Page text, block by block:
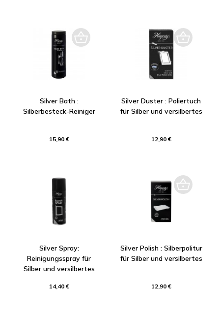
Silver Bath :
Silberbesteck-Reiniger
15,90 €
Silver Duster : Poliertuch
für Silber und versilbertes
12,90 €
Silver Spray:
Reinigungsspray für
Silber und versilbertes
14,40 €
Silver Polish : Silberpolitur
für Silber und versilbertes
12,90 €